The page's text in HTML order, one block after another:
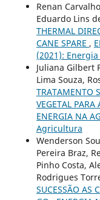
Renan
Eduardo Lins
THERMAL
CANE SPARE ,
(2021):
Juliana Gilbert
Lima Souza,
TRATAMENTO
VEGETAL
ENERGIA NA
Agricultura
Wenderson
Pereira Braz,
Pinho Costa,
Rodrigues
SUCESSÃO AS